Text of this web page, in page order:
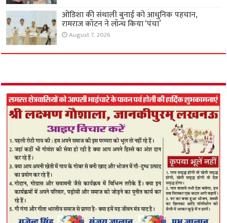
ओडिशा की संथाली बुनाई को आधुनिक पहचान,
रामराज कॉटन ने लॉन्च किया ‘पंचा’
August 7, 2026